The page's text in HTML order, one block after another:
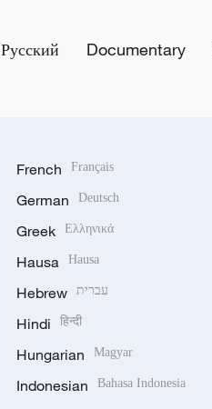
Русский Documentary
French Français
German Deutsch
Greek Ελληνικά
Hausa Hausa
Hebrew עברית
Hindi हिन्दी
Hungarian Magyar
Indonesian Bahasa Indonesia